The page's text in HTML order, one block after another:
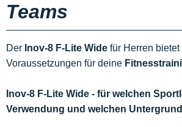
Teams
Der Inov-8 F-Lite Wide für Herren
Voraussetzungen für deine
Inov-8 F-Lite Wide - für welchen
Verwendung und welchen